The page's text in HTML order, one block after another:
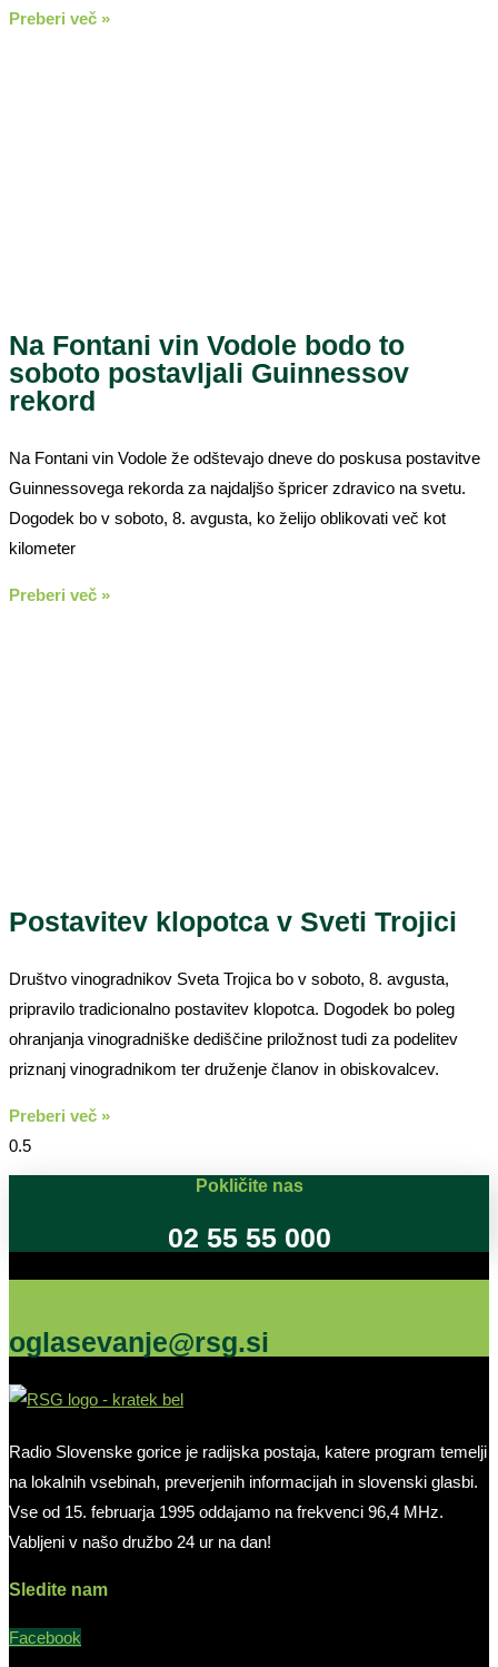
Preberi več »
Na Fontani vin Vodole bodo to
soboto postavljali Guinnessov
rekord
Na Fontani vin Vodole že odštevajo dneve do poskusa postavitve
Guinnessovega rekorda za najdaljšo špricer zdravico na svetu.
Dogodek bo v soboto, 8. avgusta, ko želijo oblikovati več kot
kilometer
Preberi več »
Postavitev klopotca v Sveti Trojici
Društvo vinogradnikov Sveta Trojica bo v soboto, 8. avgusta,
pripravilo tradicionalno postavitev klopotca. Dogodek bo poleg
ohranjanja vinogradniške dediščine priložnost tudi za podelitev
priznanj vinogradnikom ter druženje članov in obiskovalcev.
Preberi več »
Pokličite nas
02 55 55 000
oglasevanje@rsg.si
Radio Slovenske gorice je radijska postaja, katere program temelji
na lokalnih vsebinah, preverjenih informacijah in slovenski glasbi.
Vse od 15. februarja 1995 oddajamo na frekvenci 96,4 MHz.
Vabljeni v našo družbo 24 ur na dan!
Sledite nam
Facebook